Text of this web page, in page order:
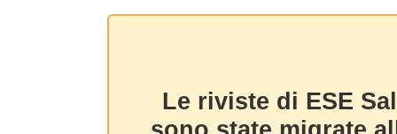
Le riviste di ESE